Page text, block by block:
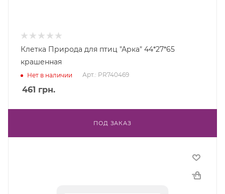
Клетка Природа для птиц "Арка" 44*27*65
крашенная
Нет в наличии Арт.: PR740469
461 грн.
ПОД ЗАКАЗ